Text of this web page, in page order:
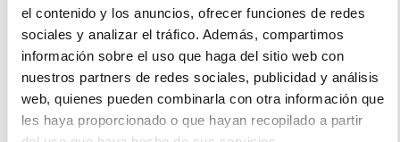
el contenido y los anuncios, ofrecer funciones de redes
sociales y analizar el tráfico. Además, compartimos
información sobre el uso que haga del sitio web con
nuestros partners de redes sociales, publicidad y análisis
web, quienes pueden combinarla con otra información que
les haya proporcionado o que hayan recopilado a partir
Forman (2022-12-09)
Super contento con el Audi Q2, buen motor, cómodo,